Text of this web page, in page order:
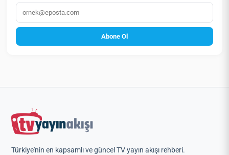
E‑posta
Abone Ol
Türkiye'nin en kapsamlı ve güncel TV yayın akışı rehberi.